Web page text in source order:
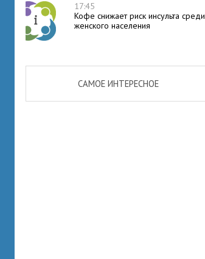
17:45
Кофе снижает риск инсульта среди
женского населения
САМОЕ ИНТЕРЕСНОЕ